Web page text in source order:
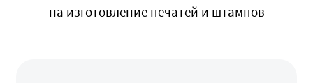
на изготовление печатей и штампов